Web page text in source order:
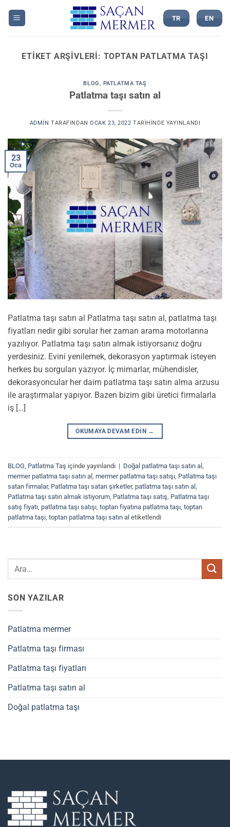
TR EN
ETIKET ARŞIVLERI: TOPTAN PATLATMA TAŞI
BLOG, PATLATMA TAŞ
Patlatma taşı satın al
ADMIN TARAFINDAN OCAK 23, 2022 TARIHINDE YAYINLANDI
23
Oca
Patlatma taşı satın al Patlatma taşı satın al, patlatma taşı
fiyatları nedir gibi sorular her zaman arama motorlarına
yazılıyor. Patlatma taşı satın almak istiyorsanız doğru
yerdesiniz. Evini yenilemek, dekorasyon yaptırmak isteyen
herkes bu sorguları yazıyor. İç mimarlar, mühendisler,
dekorasyoncular her daim patlatma taşı satın alma arzusu
ile araştırmalar yapıyor. Bazen bizim gibi üretici firmalarla
iş […]
OKUMAYA DEVAM EDIN →
BLOG, Patlatma Taş içinde yayınlandı | Doğal patlatma taşı satın al ,
mermer patlatma taşı satın al , mermer patlatma taşı satışı, Patlatma taşı
satan firmalar, Patlatma taşı satan şirketler, patlatma taşı satın al ,
Patlatma taşı satın almak istiyorum, Patlatma taşı satış, Patlatma taşı
satış fiyatı, patlatma taşı satışı, toptan fiyatına patlatma taşı, toptan
patlatma taşı, toptan patlatma taşı satın al etiketlendi
SON YAZILAR
Patlatma mermer
Patlatma taşı firması
Patlatma taşı fiyatları
Patlatma taşı satın al
Doğal patlatma taşı